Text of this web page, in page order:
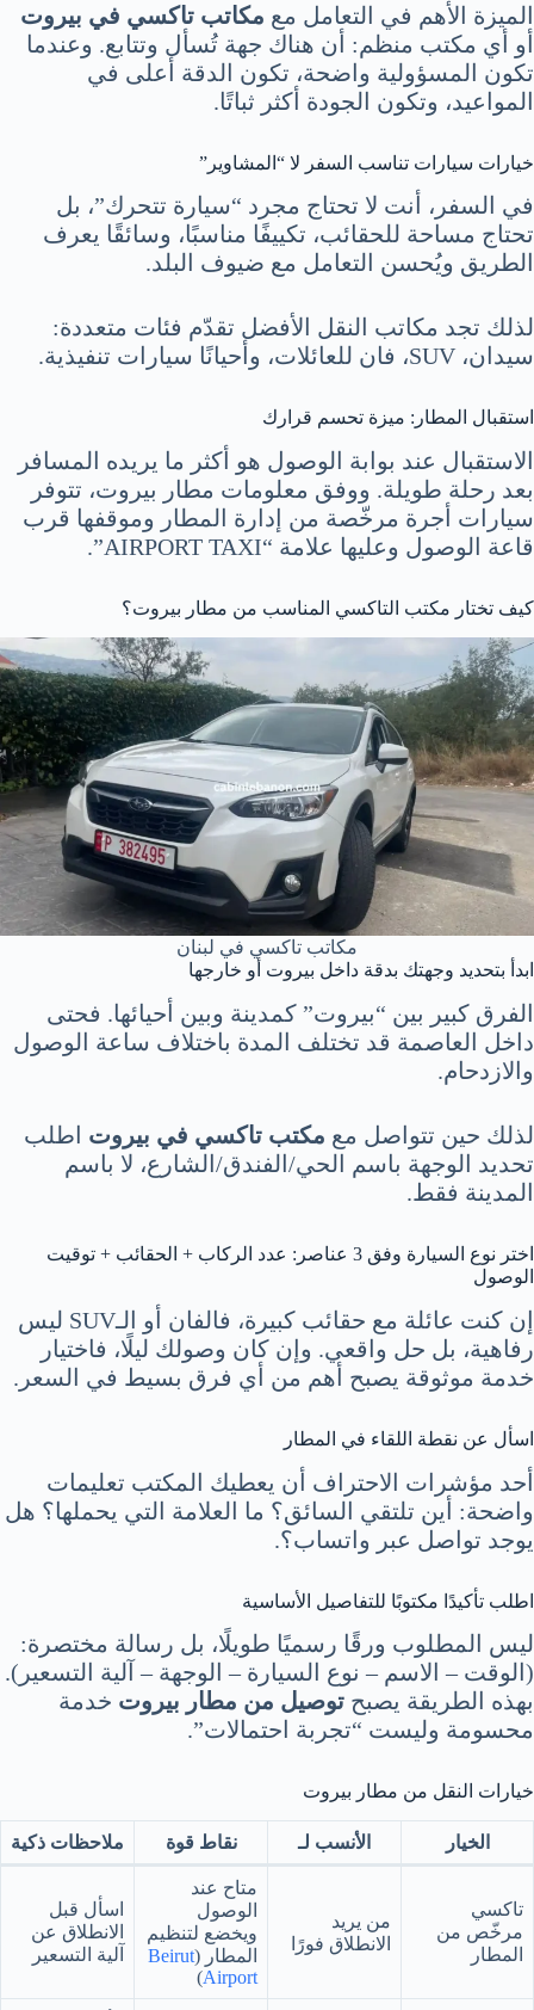
الميزة الأهم في التعامل مع مكاتب تاكسي في بيروت
أو أي مكتب منظم: أن هناك جهة تُسأل وتتابع. وعندما
تكون المسؤولية واضحة، تكون الدقة أعلى في
المواعيد، وتكون الجودة أكثر ثباتًا.
خيارات سيارات تناسب السفر لا “المشاوير”
في السفر، أنت لا تحتاج مجرد “سيارة تتحرك”، بل
تحتاج مساحة للحقائب، تكييفًا مناسبًا، وسائقًا يعرف
الطريق ويُحسن التعامل مع ضيوف البلد.
لذلك تجد مكاتب النقل الأفضل تقدّم فئات متعددة:
سيدان، SUV، فان للعائلات، وأحيانًا سيارات تنفيذية.
استقبال المطار: ميزة تحسم قرارك
الاستقبال عند بوابة الوصول هو أكثر ما يريده المسافر
بعد رحلة طويلة. ووفق معلومات مطار بيروت، تتوفر
سيارات أجرة مرخّصة من إدارة المطار وموقفها قرب
قاعة الوصول وعليها علامة “AIRPORT TAXI”.
كيف تختار مكتب التاكسي المناسب من مطار بيروت؟
مكاتب تاكسي في لبنان
ابدأ بتحديد وجهتك بدقة داخل بيروت أو خارجها
الفرق كبير بين “بيروت” كمدينة وبين أحيائها. فحتى
داخل العاصمة قد تختلف المدة باختلاف ساعة الوصول
والازدحام.
لذلك حين تتواصل مع مكتب تاكسي في بيروت اطلب
تحديد الوجهة باسم الحي/الفندق/الشارع، لا باسم
المدينة فقط.
اختر نوع السيارة وفق 3 عناصر: عدد الركاب + الحقائب + توقيت
الوصول
إن كنت عائلة مع حقائب كبيرة، فالفان أو الـSUV ليس
رفاهية، بل حل واقعي. وإن كان وصولك ليلًا، فاختيار
خدمة موثوقة يصبح أهم من أي فرق بسيط في السعر.
اسأل عن نقطة اللقاء في المطار
أحد مؤشرات الاحتراف أن يعطيك المكتب تعليمات
واضحة: أين تلتقي السائق؟ ما العلامة التي يحملها؟ هل
يوجد تواصل عبر واتساب؟.
اطلب تأكيدًا مكتوبًا للتفاصيل الأساسية
ليس المطلوب ورقًا رسميًا طويلًا، بل رسالة مختصرة:
(الوقت – الاسم – نوع السيارة – الوجهة – آلية التسعير).
بهذه الطريقة يصبح توصيل من مطار بيروت خدمة
محسومة وليست “تجربة احتمالات”.
خيارات النقل من مطار بيروت
الخيار الأنسب لـ نقاط قوة ملاحظات ذكية
تاكسي
مرخّص من
المطار
من يريد
الانطلاق فورًا
متاح عند
الوصول
ويخضع لتنظيم
المطار (Beirut
Airport
)
اسأل قبل
الانطلاق عن
آلية التسعير